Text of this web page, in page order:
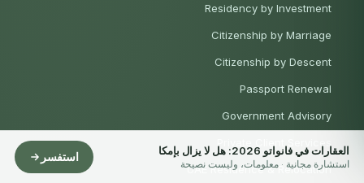
العقارات في فانواتو 2026: هل لا يزال بإمكا
استشارة مجانية · معلومات، وليست نصيحة
استفسر
Residency by Investment
Citizenship by Marriage
Citizenship by Descent
Passport Renewal
Government Advisory
UAE Residence & Relocation